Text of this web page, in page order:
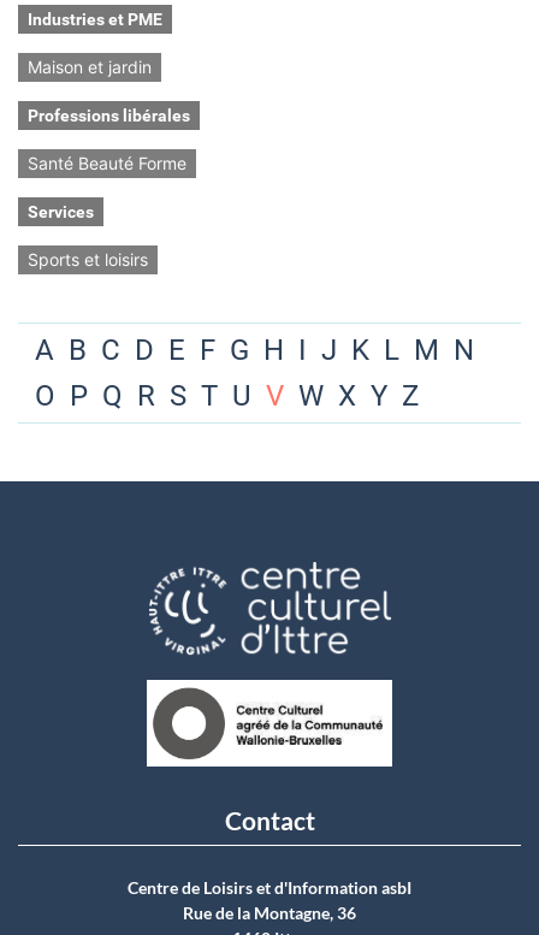
Industries et PME
Maison et jardin
Professions libérales
Santé Beauté Forme
Services
Sports et loisirs
A B C D E F G H I J K L M N
O P Q R S T U V W X Y Z
Contact
Centre de Loisirs et d'Information asbI
Rue de la Montagne, 36